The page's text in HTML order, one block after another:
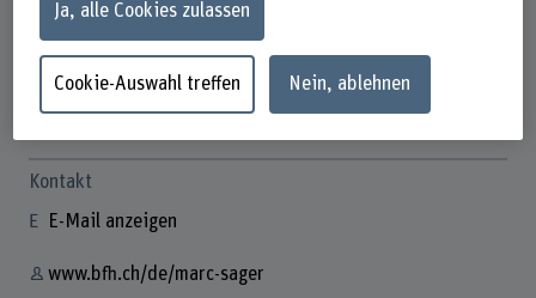
Dr. Marc Sager
Externe Fachperson
Kontakt
E-Mail anzeigen
www.bfh.ch/de/marc-sager
Ja, alle Cookies zulassen
Cookie-Auswahl treffen Nein, ablehnen